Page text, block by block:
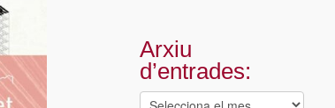
Arxiu
d’entrades:
Arxiu